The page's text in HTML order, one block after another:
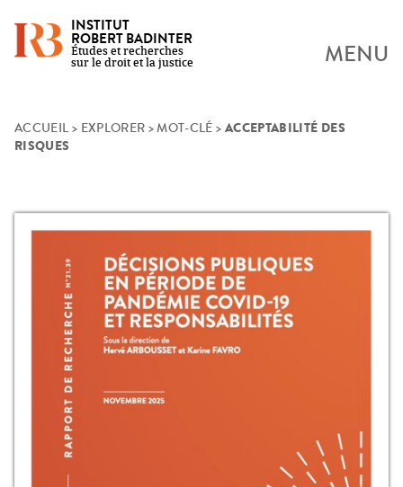
Skip
INSTITUT
ROBERT BADINTER
Études et recherches
sur le droit et la justice
MENU
ACCUEIL > EXPLORER >MOT-CLÉ > ACCEPTABILITÉ DES
RISQUES